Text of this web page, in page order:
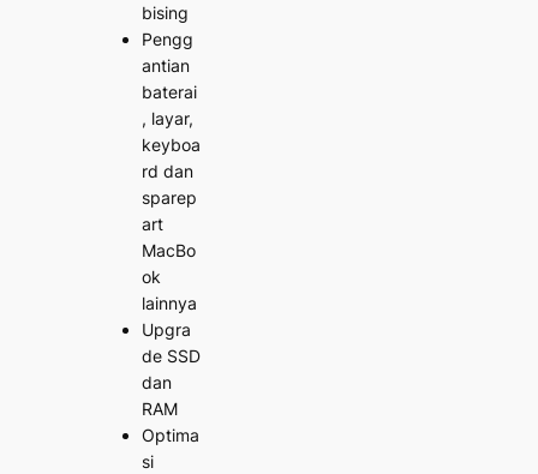
bising
Pengg
antian
baterai
, layar,
keyboa
rd dan
sparep
art
MacBo
ok
lainnya
Upgra
de SSD
dan
RAM
Optima
si